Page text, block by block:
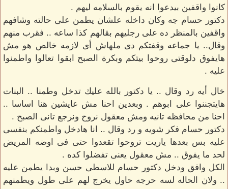
كانوا واقفين بيدعوا انه يقوم بالسلامه ليهم .
دكتور حسام جه وكان داخله علشان يطمن على حالته وشافهم
واقفين بالمنظر ده على رجليهم بقالهم كذا ساعه .. فقرب منهم
وقال.. يا جماعه وقفتكم دى ملهاش أى لازمه خالص هو مش
هايفوق دلوقتى روحوا بيتكم وبكرة الصبح ابقوا تعالوا واطمنوا
عليه .
خال أيه رد وقال .. يا دكتور بالله عليك تدخل وطمنا .. البنات
هايتجننوا على ابوهم . وبعدين احنا مش عايشين هنا اساسا ..
احنا من محافظه تانيه ومش معقول نروح ونرجع تانى الصبح .
دكتور حسام فكر شويه و رد وقال .. انا هادخل واطمنكم بنفسى
عليه بس بعدها ياريت تروحوا تقعدوا حتى فى اوضه المريض
لحد ما يفوق .. مش معقول يعنى تفضلوا كده .
الكل وافق ودخل دكتور حسام للاسطى حسن وبدا يطمن عليه
.. ولان الحاله لسه حرجه حاول يخرج لهم على طول ويطمنهم